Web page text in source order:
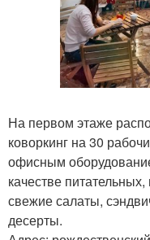
На первом этаже
коворкинг на 30
офисным
качестве
свежие салаты,
десерты.